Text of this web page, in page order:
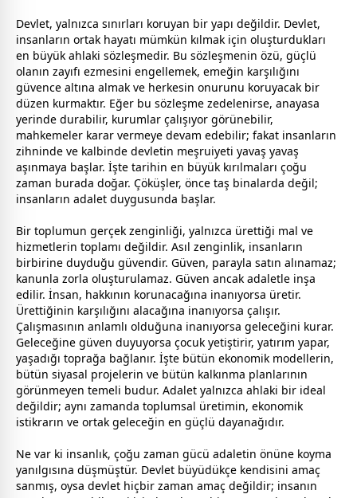
Devlet, yalnızca sınırları koruyan bir yapı değildir. Devlet,
insanların ortak hayatı mümkün kılmak için oluşturdukları
en büyük ahlaki sözleşmedir. Bu sözleşmenin özü, güçlü
olanın zayıfı ezmesini engellemek, emeğin karşılığını
güvence altına almak ve herkesin onurunu koruyacak bir
düzen kurmaktır. Eğer bu sözleşme zedelenirse, anayasa
yerinde durabilir, kurumlar çalışıyor görünebilir,
mahkemeler karar vermeye devam edebilir; fakat insanların
zihninde ve kalbinde devletin meşruiyeti yavaş yavaş
aşınmaya başlar. İşte tarihin en büyük kırılmaları çoğu
zaman burada doğar. Çöküşler, önce taş binalarda değil;
insanların adalet duygusunda başlar.
Bir toplumun gerçek zenginliği, yalnızca ürettiği mal ve
hizmetlerin toplamı değildir. Asıl zenginlik, insanların
birbirine duyduğu güvendir. Güven, parayla satın alınamaz;
kanunla zorla oluşturulamaz. Güven ancak adaletle inşa
edilir. İnsan, hakkının korunacağına inanıyorsa üretir.
Ürettiğinin karşılığını alacağına inanıyorsa çalışır.
Çalışmasının anlamlı olduğuna inanıyorsa geleceğini kurar.
Geleceğine güven duyuyorsa çocuk yetiştirir, yatırım yapar,
yaşadığı toprağa bağlanır. İşte bütün ekonomik modellerin,
bütün siyasal projelerin ve bütün kalkınma planlarının
görünmeyen temeli budur. Adalet yalnızca ahlaki bir ideal
değildir; aynı zamanda toplumsal üretimin, ekonomik
istikrarın ve ortak geleceğin en güçlü dayanağıdır.
Ne var ki insanlık, çoğu zaman gücü adaletin önüne koyma
yanılgısına düşmüştür. Devlet büyüdükçe kendisini amaç
sanmış, oysa devlet hiçbir zaman amaç değildir; insanın